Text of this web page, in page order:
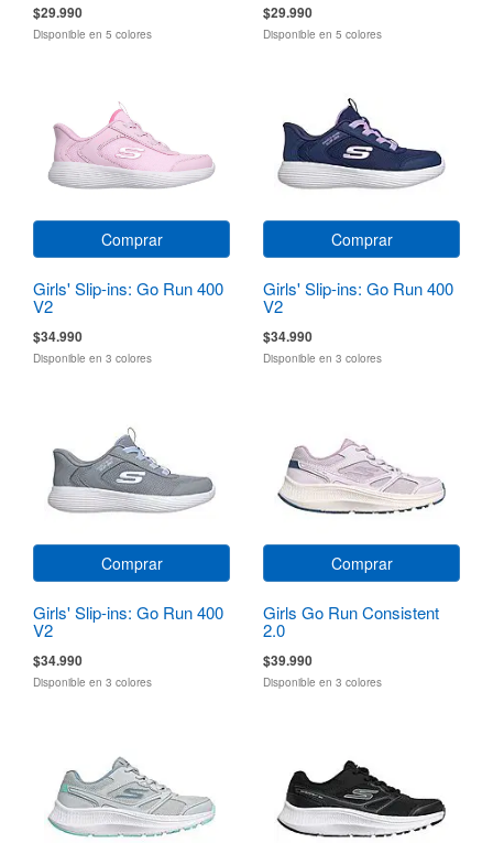
$29.990
Disponible en 5 colores
$29.990
Disponible en 5 colores
Comprar
Girls' Slip-ins: Go Run 400
V2
$34.990
Disponible en 3 colores
Comprar
Girls' Slip-ins: Go Run 400
V2
$34.990
Disponible en 3 colores
Comprar
Girls' Slip-ins: Go Run 400
V2
$34.990
Disponible en 3 colores
Comprar
Girls Go Run Consistent
2.0
$39.990
Disponible en 3 colores